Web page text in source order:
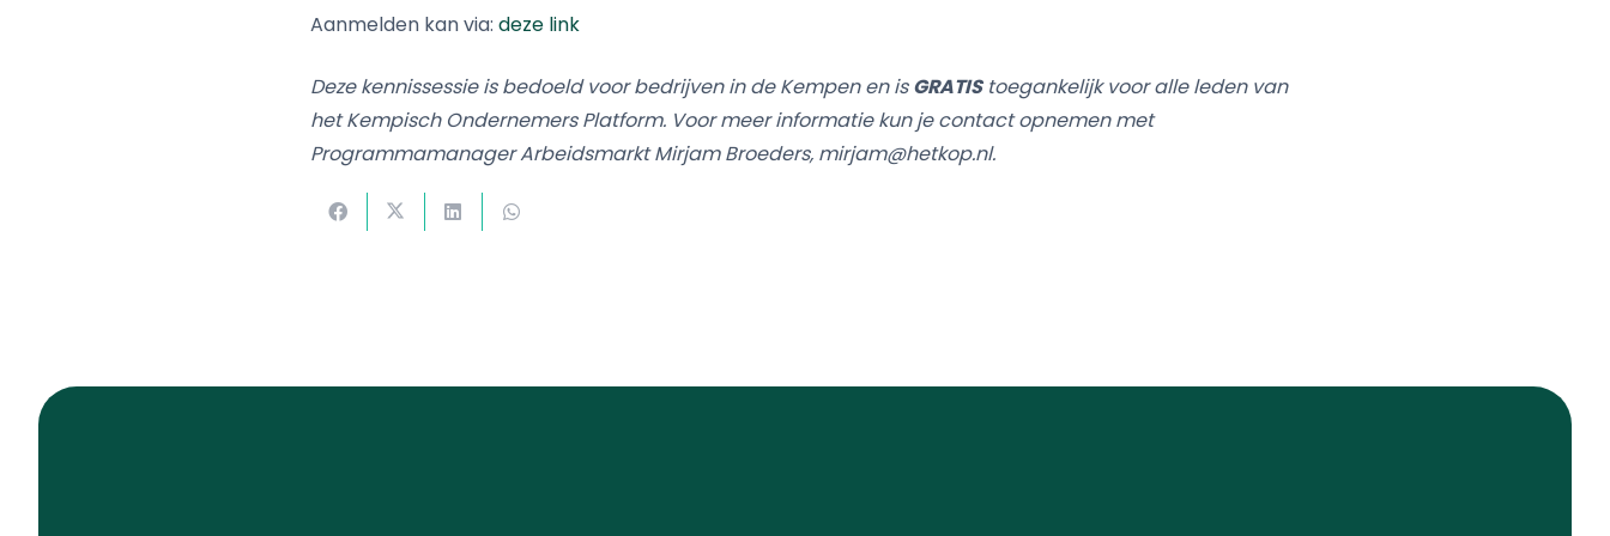
Aanmelden kan via: deze link
Deze kennissessie is bedoeld voor bedrijven in de Kempen en isGRATIStoegankelijk voor alle leden van
het Kempisch Ondernemers Platform. Voor meer informatie kun je contact opnemen met
Programmamanager Arbeidsmarkt Mirjam Broeders, mirjam@hetkop.nl.